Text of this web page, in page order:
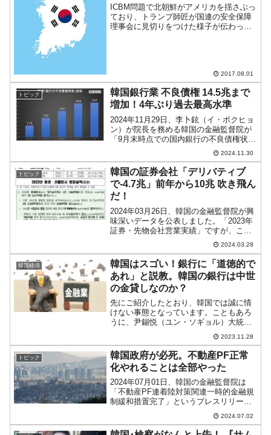
ICBM問題で北朝鮮がアメリカを揺さぶっ
ており、トランプ師匠が国連の安全保障
理事会に見切りをつけた様子が伝わって
2017.08.01
トピック
韓国銀行業 不良債権 14.5兆まで
増加！4年ぶり過去最高水準
2024年11月29日、李卜鉉（イ・ボクヒョ
ン）が院長を務める韓国の金融監督院が
「9月末時点での国内銀行の不良債権状
況」を公表しました。これが非常に興味
深いデータです。2024年09月末時点の銀
行業界の不良債権の残高は「14兆5,000億
ウ...
2024.11.30
トピック
韓国の証券会社「デリバティブ
で-4.7兆」前年から10兆 吹き飛ん
だ！
2024年03月26日、韓国の金融監督院が興
味深いデータを公表しました。「2023年
証券・先物会社営業実績」ですが、これ
によると証券会社60社の当期純利益は「3
兆5,569億ウォン」となっています（これ
は一部の証券会社で発生した一時的な配
当...
2024.03.28
韓国経済
韓国はスゴい！銀行に「道徳的で
あれ」と説教。韓国の銀行は中世
の金貸しなのか？
先にご紹介したとおり、韓国では誠に情
けない事態となっています。こともあろ
うに、尹錫悦（ユン・ソギョル）大統領
自身が先頭に立って「銀行は金利上昇で
儲けてけしからん」という主旨の発言を
行い、銀行を非難する風潮が醸成されて
います。どこが自由資本主...
2023.11.28
トピック
韓国政府が必死。不動産PF正常
化やれることは全部やった
2024年07月01日、韓国の金融監督院は
「不動産PF連着陸対策関連一時的金融規
制緩和措置完了」というプレスリリース
を出しました。「軟着陸対策」というタ
イトルからして面白いのですが……↑自動
翻訳なので日本語がヘンなところがあり
2024.07.02